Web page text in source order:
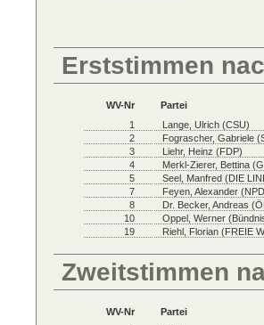
Erststimmen
WV-Nr
Partei
1
Lange, Ulrich (CSU)
2
Fograscher, Gabriele
3
Liehr, Heinz (FDP)
4
Merkl-Zierer, Bettina
5
Seel, Manfred (DIE
7
Feyen, Alexander
8
Dr. Becker, Andreas
10
Oppel, Werner
19
Riehl, Florian (FREIE
Zweitstimmen
WV-Nr
Partei